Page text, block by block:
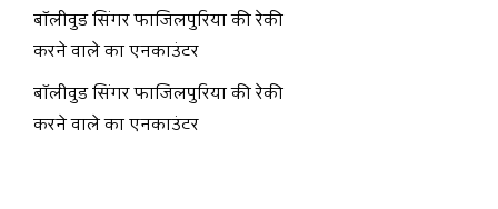
बॉलीवुड सिंगर फाजिलपुरिया की रेकी
करने वाले का एनकाउंटर
बॉलीवुड सिंगर फाजिलपुरिया की रेकी
करने वाले का एनकाउंटर